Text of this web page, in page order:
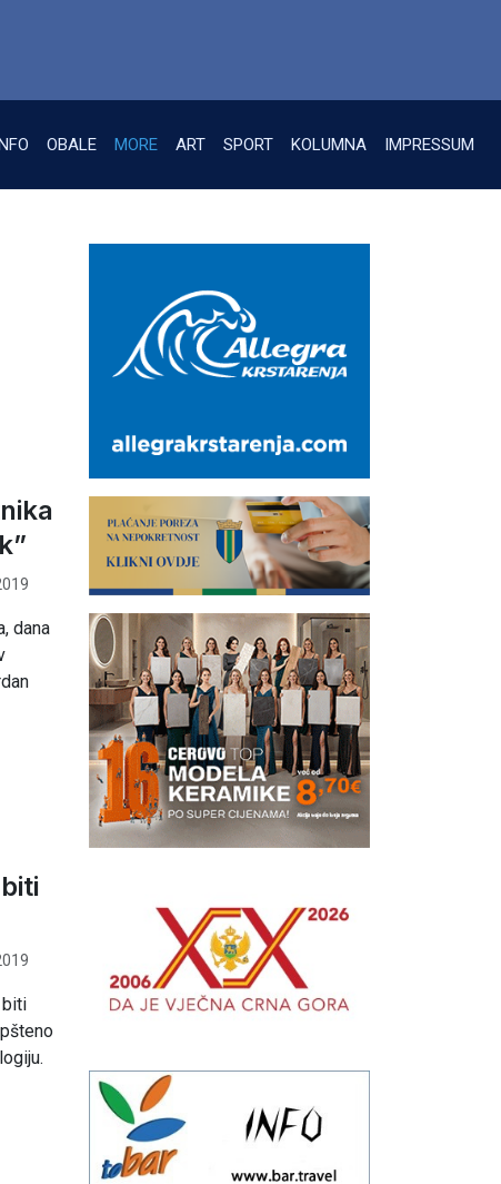
OBALE MORE ART SPORT KOLUMNA IMPRESSUM
dana
biti